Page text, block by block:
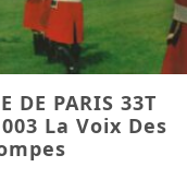
DE PARIS 33T
La Voix Des